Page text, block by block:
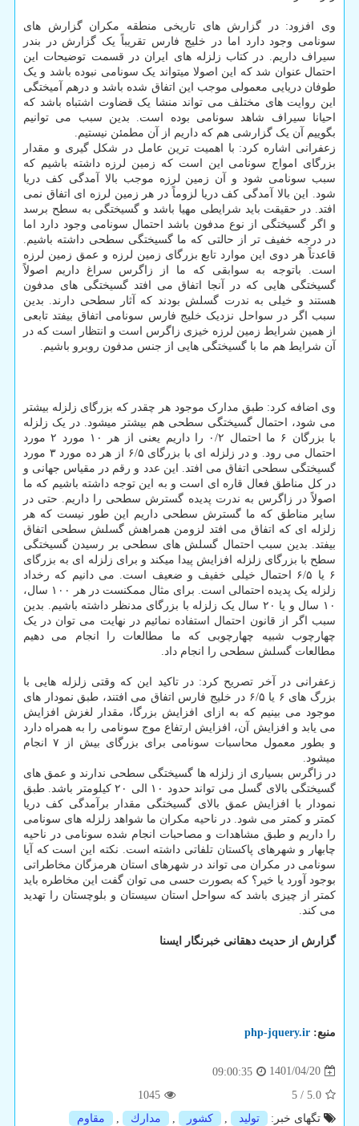
وی افزود: در گزارش های تاریخی منطقه مکران گزارش های
سونامی وجود دارد اما در خلیج فارس تقریباً یک گزارش در بندر
سیراف داریم. در کتاب زلزله های ایران در قسمت توضیحات این
احتمال عنوان شد که این اصولا میتواند یک سونامی نبوده باشد و یک
طوفان دریایی معمولی موجب این اتفاق شده باشد و درهم آمیختگی
این روایت های مختلف می تواند منشا یک قضاوت اشتباه باشد که
احیانا سیراف شاهد سونامی بوده است. بدین سبب می توانیم
بگوییم آن یک گزارشی هم که داریم از آن مطمئن نیستیم.
زعفرانی اشاره کرد: با اهمیت ترین عامل در شکل گیری و مقدار
بزرگای امواج سونامی این است که زمین لرزه داشته باشیم که
سبب سونامی شود و آن زمین لرزه موجب بالا آمدگی کف دریا
شود. این بالا آمدگی کف دریا لزوماً در هر زمین لرزه ای اتفاق نمی
افتد. در حقیقت باید شرایطی مهیا باشد و گسیختگی به سطح برسد
و اگر گسیختگی از نوع مدفون باشد احتمال سونامی وجود دارد اما
در درجه خفیف تر از حالتی که ما گسیختگی سطحی داشته باشیم.
قاعدتاً هر دوی این موارد تابع بزرگای زمین لرزه و عمق زمین لرزه
است. باتوجه به سوابقی که ما از زاگرس سراغ داریم اصولاً
گسیختگی هایی که در آنجا اتفاق می افتد گسیختگی های مدفون
هستند و خیلی به ندرت گسلش بودند که آثار سطحی دارند. بدین
سبب اگر در سواحل نزدیک خلیج فارس سونامی اتفاق بیفتد تابعی
از همین شرایط زمین لرزه خیزی زاگرس است و انتظار است که در
آن شرایط هم ما با گسیختگی هایی از جنس مدفون روبرو باشیم.
وی اضافه کرد: طبق مدارک موجود هر چقدر که بزرگای زلزله بیشتر
می شود، احتمال گسیختگی سطحی هم بیشتر میشود. در یک زلزله
با بزرگان ۶ ما احتمال ۰/۲ را داریم یعنی از هر ۱۰ مورد ۲ مورد
احتمال می رود. و در زلزله ای با بزرگای ۶/۵ از هر ده مورد ۳ مورد
گسیختگی سطحی اتفاق می افتد. این عدد و رقم در مقیاس جهانی و
در کل مناطق فعال قاره ای است و به این توجه داشته باشیم که ما
اصولاً در زاگرس به ندرت پدیده گسترش سطحی را داریم. حتی در
سایر مناطق که ما گسترش سطحی داریم این طور نیست که هر
زلزله ای که اتفاق می افتد لزومن همراهش گسلش سطحی اتفاق
بیفتد. بدین سبب احتمال گسلش های سطحی بر رسیدن گسیختگی
سطح با بزرگای زلزله افزایش پیدا میکند و برای زلزله ای به بزرگای
۶ یا ۶/۵ احتمال خیلی خفیف و ضعیف است. می دانیم که رخداد
زلزله یک پدیده احتمالی است. برای مثال ممکنست در هر ۱۰۰ سال،
۱۰ سال و یا ۲۰ سال یک زلزله با بزرگای مدنظر داشته باشیم. بدین
سبب اگر از قانون احتمال استفاده نمائیم در نهایت می توان در یک
چهارچوب شبیه چهارچوبی که ما مطالعات را انجام می دهیم
مطالعات گسلش سطحی را انجام داد.
زعفرانی در آخر تصریح کرد: در تاکید این که وقتی زلزله هایی با
بزرگ های ۶ یا ۶/۵ در خلیج فارس اتفاق می افتند، طبق نمودار های
موجود می بینیم که به ازای افزایش بزرگا، مقدار لغزش افزایش
می یابد و افزایش آن، افزایش ارتفاع موج سونامی را به همراه دارد
و بطور معمول محاسبات سونامی برای بزرگای بیش از ۷ انجام
میشود.
در زاگرس بسیاری از زلزله ها گسیختگی سطحی ندارند و عمق های
گسیختگی بالای گسل می تواند حدود ۱۰ الی ۲۰ کیلومتر باشد. طبق
نمودار با افزایش عمق بالای گسیختگی مقدار برآمدگی کف دریا
کمتر و کمتر می شود. در ناحیه مکران ما شواهد زلزله های سونامی
را داریم و طبق مشاهدات و مصاحبات انجام شده سونامی در ناحیه
چابهار و شهرهای پاکستان تلفاتی داشته است. نکته این است که آیا
سونامی در مکران می تواند در شهرهای استان هرمزگان مخاطراتی
بوجود آورد یا خیر؟ که بصورت حسی می توان گفت این مخاطره باید
کمتر از چیزی باشد که سواحل استان سیستان و بلوچستان را تهدید
می کند.
گزارش از حدیث دهقانی خبرنگار ایسنا
منبع: php-jquery.ir
1401/04/20
09:00:35
5.0
/
5
1045
تگهای خبر:
تولید كشور مدارك مقاوم